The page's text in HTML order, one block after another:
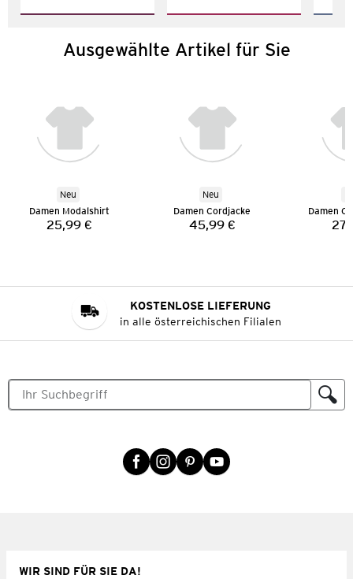
Ausgewählte Artikel für Sie
Neu
Damen Modalshirt
Preis:
25,99 €
Neu
Damen Cordjacke
Preis:
45,99 €
Damen
KOSTENLOSE LIEFERUNG
in alle österreichischen Filialen
WIR SIND FÜR SIE DA!